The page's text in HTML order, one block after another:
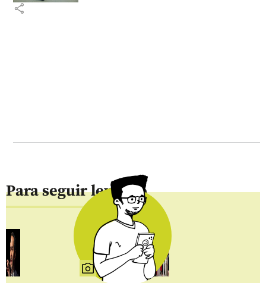
share
Para seguir leyendo